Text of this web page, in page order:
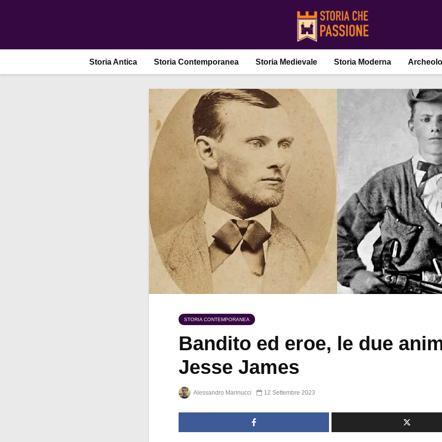
Storia Antica Storia Contemporanea Storia Medievale Storia Moderna
STORIA CONTEMPORANEA
Bandito ed eroe, le due
Jesse James
Alessandro Marinucci 12 Settembre 2023